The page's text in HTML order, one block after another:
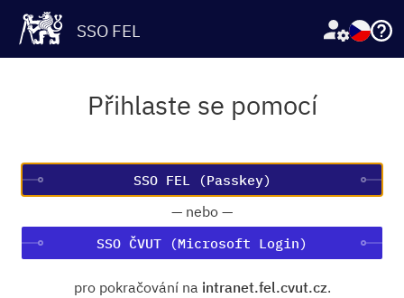
SSO FEL
Přihlaste se pomocí
— nebo —
SSO ČVUT (Microsoft Login)
pro pokračování na intranet.fel.cvut.cz.